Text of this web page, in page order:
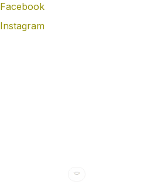
Facebook
Instagram